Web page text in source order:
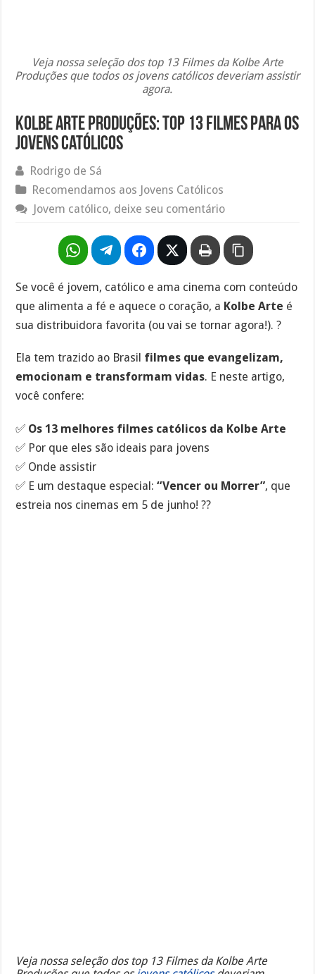
Veja nossa seleção dos top 13 Filmes da Kolbe Arte
Produções que todos os jovens católicos deveriam assistir
agora.
Kolbe Arte Produções: Top 13 Filmes para os
Jovens Católicos
Rodrigo de Sá
Recomendamos aos Jovens Católicos
Jovem católico, deixe seu comentário
Se você é jovem, católico e ama cinema com conteúdo
que alimenta a fé e aquece o coração, a Kolbe Arte é
sua distribuidora favorita (ou vai se tornar agora!). ?
Ela tem trazido ao Brasil filmes que evangelizam,
emocionam e transformam vidas. E neste artigo,
você confere:
✅ Os 13 melhores filmes católicos da Kolbe Arte
✅ Por que eles são ideais para jovens
✅ Onde assistir
✅ E um destaque especial:“Vencer ou Morrer”, que
estreia nos cinemas em 5 de junho! ??
Veja nossa seleção dos top 13 Filmes da Kolbe Arte